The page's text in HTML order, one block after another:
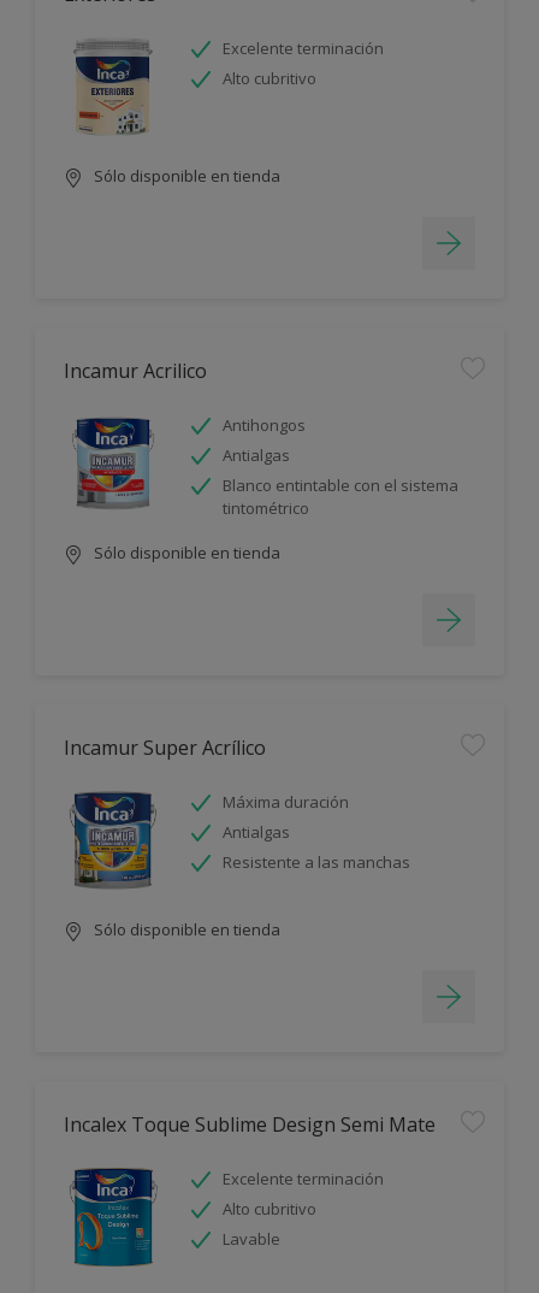
Excelente terminación
Alto cubritivo
Sólo disponible en tienda
Incamur Acrilico
Antihongos
Antialgas
Blanco entintable con el sistema
tintométrico
Sólo disponible en tienda
Incamur Super Acrílico
Máxima duración
Antialgas
Resistente a las manchas
Sólo disponible en tienda
Incalex Toque Sublime Design Semi Mate
Excelente terminación
Alto cubritivo
Lavable